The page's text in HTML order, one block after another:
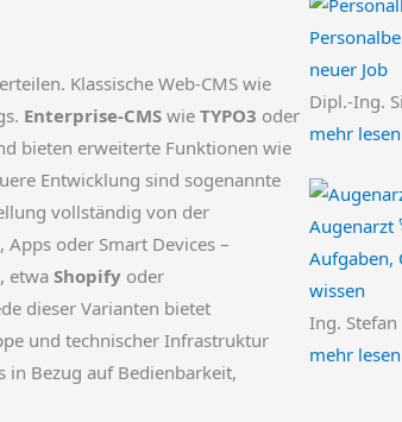
Klassische Web-CMS wie
Enterprise-CMS wie TYPO3 oder
bieten erweiterte Funktionen wie
Entwicklung sind sogenannte
vollständig von der
oder Smart Devices –
, etwa Shopify oder
dieser Varianten bietet
und technischer Infrastruktur
in Bezug auf Bedienbarkeit,
neuer Job
Dipl.-Ing.
mehr
Augenarzt
Aufgaben,
wissen
Ing.
mehr